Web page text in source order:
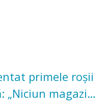
primele roșii
„Niciun magazin